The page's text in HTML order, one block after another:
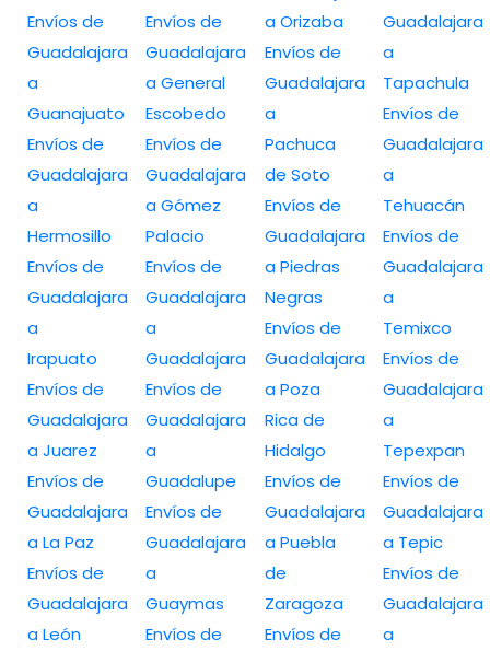
Envíos de
Guadalajara
a
Guanajuato
Envíos de
Guadalajara
a
Hermosillo
Envíos de
Guadalajara
a
Irapuato
Envíos de
Guadalajara
a Juarez
Envíos de
Guadalajara
a La Paz
Envíos de
Guadalajara
a León
Envíos de
Guadalajara
a General
Escobedo
Envíos de
Guadalajara
a Gómez
Palacio
Envíos de
Guadalajara
a
Guadalajara
Envíos de
Guadalajara
a
Guadalupe
Envíos de
Guadalajara
a
Guaymas
Envíos de
a Orizaba
Envíos de
Guadalajara
a
Pachuca
de Soto
Envíos de
Guadalajara
a Piedras
Negras
Envíos de
Guadalajara
a Poza
Rica de
Hidalgo
Envíos de
Guadalajara
a Puebla
de
Zaragoza
Envíos de
Guadalajara
a
Tapachula
Envíos de
Guadalajara
a
Tehuacán
Envíos de
Guadalajara
a
Temixco
Envíos de
Guadalajara
a
Tepexpan
Envíos de
Guadalajara
a Tepic
Envíos de
Guadalajara
a